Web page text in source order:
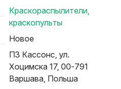
Краскораспылители,
краскопульты
Новое
ПЗ Кассонс, ул.
Хоцимска 17, 00-791
Варшава, Польша